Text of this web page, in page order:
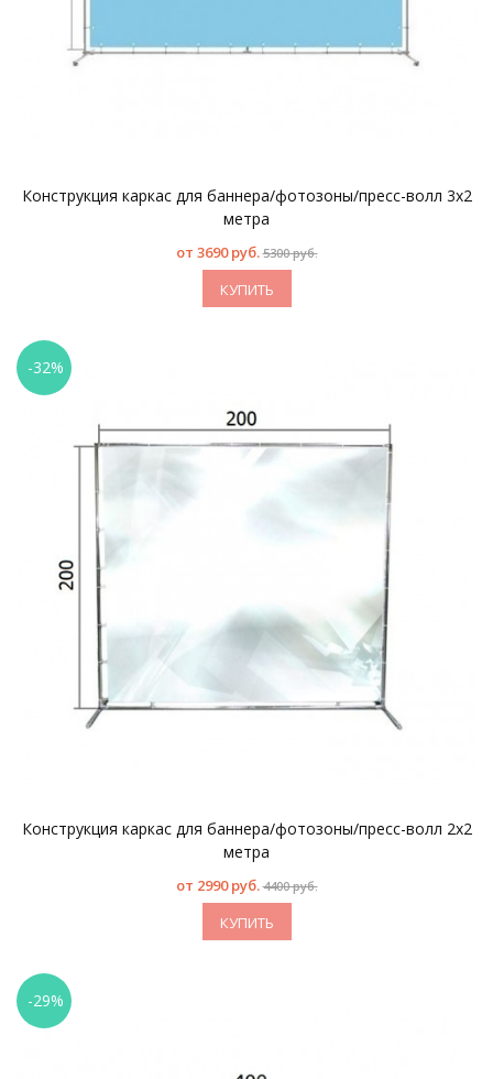
Конструкция каркас для баннера/фотозоны/пресс-волл 3х2
метра
от 3690 руб. 5300 руб.
КУПИТЬ
-32%
Конструкция каркас для баннера/фотозоны/пресс-волл 2х2
метра
от 2990 руб. 4400 руб.
КУПИТЬ
-29%